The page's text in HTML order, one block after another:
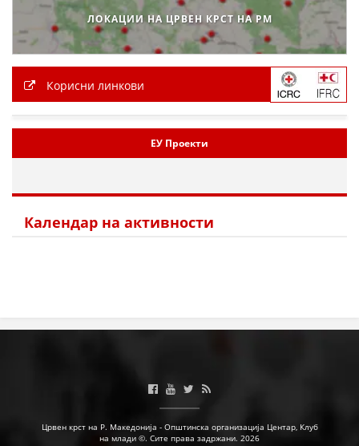
ЛОКАЦИИ НА ЦРВЕН КРСТ НА РМ
Корисни линкови
ЕУ Проекти
Календар на активности
Црвен крст на Р. Македонија - Општинска организација Центар, Клуб
на млади ©. Сите права задржани. 2026